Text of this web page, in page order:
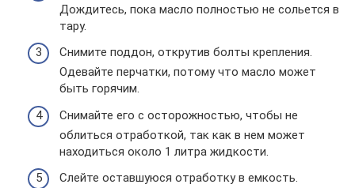
Дождитесь, пока масло полностью не сольется в
тару.
Снимите поддон, открутив болты крепления.
Одевайте перчатки, потому что масло может
быть горячим.
Снимайте его с осторожностью, чтобы не
облиться отработкой, так как в нем может
находиться около 1 литра жидкости.
Слейте оставшуюся отработку в емкость.